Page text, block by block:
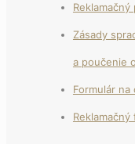
Reklamačný
Zásady
a poučenie
Formulár